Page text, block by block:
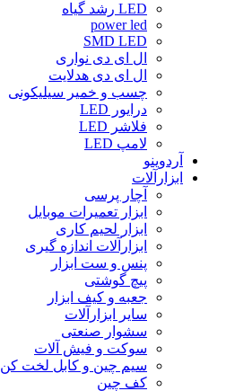
LED رشد گیاه
power led
SMD LED
ال ای دی نواری
ال ای دی هدلایت
چسب و خمیر سیلیکونی
درایور LED
فلاشر LED
لامپ LED
آردوینو
ابزارآلات
آچار پرسی
ابزار تعمیرات موبایل
ابزار لحیم کاری
ابزارآلات اندازه گیری
پنس و ست ابزار
پیچ گوشتی
جعبه و کیف ابزار
سایر ابزارآلات
سشوار صنعتی
سوکت و فیش آلات
سیم چین و کابل لخت کن
کف چین